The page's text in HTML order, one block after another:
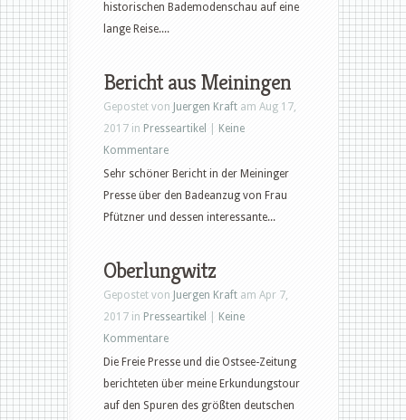
historischen Bademodenschau auf eine
lange Reise....
Bericht aus Meiningen
Gepostet von Juergen Kraft am Aug 17,
2017 in Presseartikel
Keine
Kommentare
Sehr schöner Bericht in der Meininger
Presse über den Badeanzug von Frau
Pfützner und dessen interessante...
Oberlungwitz
Gepostet von Juergen Kraft am Apr 7,
2017 in Presseartikel
Keine
Kommentare
Die Freie Presse und die Ostsee-Zeitung
berichteten über meine Erkundungstour
auf den Spuren des größten deutschen